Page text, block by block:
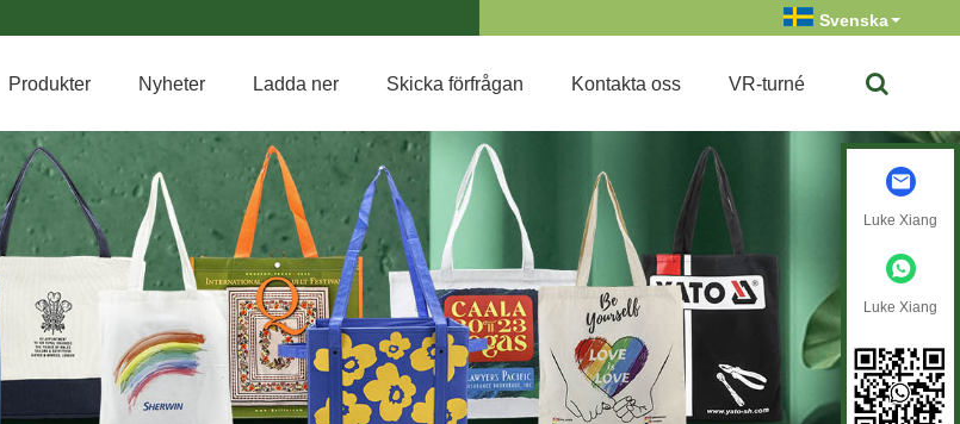
Svenska
Produkter Nyheter Ladda ner Skicka förfrågan Kontakta oss VR-turné
Luke Xiang
Luke Xiang